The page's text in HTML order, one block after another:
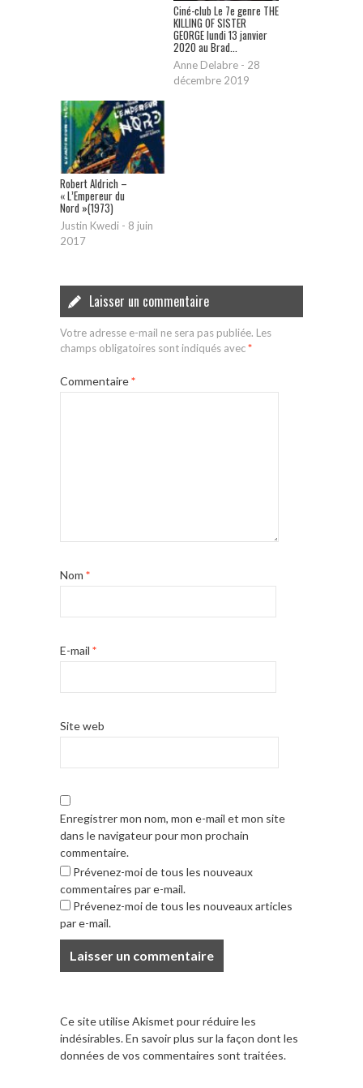
Ciné-club Le 7e genre THE
KILLING OF SISTER
GEORGE lundi 13 janvier
2020 au Brad...
Anne Delabre - 28
décembre 2019
Robert Aldrich –
« L’Empereur du
Nord »(1973)
Justin Kwedi - 8 juin
2017
Laisser un commentaire
Votre adresse e-mail ne sera pas publiée. Les
champs obligatoires sont indiqués avec*
Commentaire*
Nom *
E-mail *
Site web
Enregistrer mon nom, mon e-mail et mon site
dans le navigateur pour mon prochain
commentaire.
Prévenez-moi de tous les nouveaux
commentaires par e-mail.
Prévenez-moi de tous les nouveaux articles
par e-mail.
Ce site utilise Akismet pour réduire les
indésirables.En savoir plus sur la façon dont les
données de vos commentaires sont traitées.